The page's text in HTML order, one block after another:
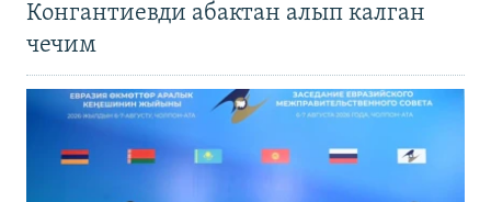
Конгантиевди абактан алып калган
чечим